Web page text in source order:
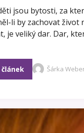
jsou bytosti, za
li by zachovat život
je veliký dar. Dar,
článek Šárka